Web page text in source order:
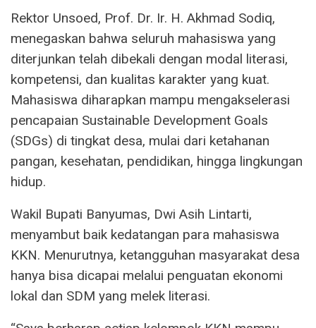
Rektor Unsoed, Prof. Dr. Ir. H. Akhmad Sodiq,
menegaskan bahwa seluruh mahasiswa yang
diterjunkan telah dibekali dengan modal literasi,
kompetensi, dan kualitas karakter yang kuat.
Mahasiswa diharapkan mampu mengakselerasi
pencapaian Sustainable Development Goals
(SDGs) di tingkat desa, mulai dari ketahanan
pangan, kesehatan, pendidikan, hingga lingkungan
hidup.
Wakil Bupati Banyumas, Dwi Asih Lintarti,
menyambut baik kedatangan para mahasiswa
KKN. Menurutnya, ketangguhan masyarakat desa
hanya bisa dicapai melalui penguatan ekonomi
lokal dan SDM yang melek literasi.